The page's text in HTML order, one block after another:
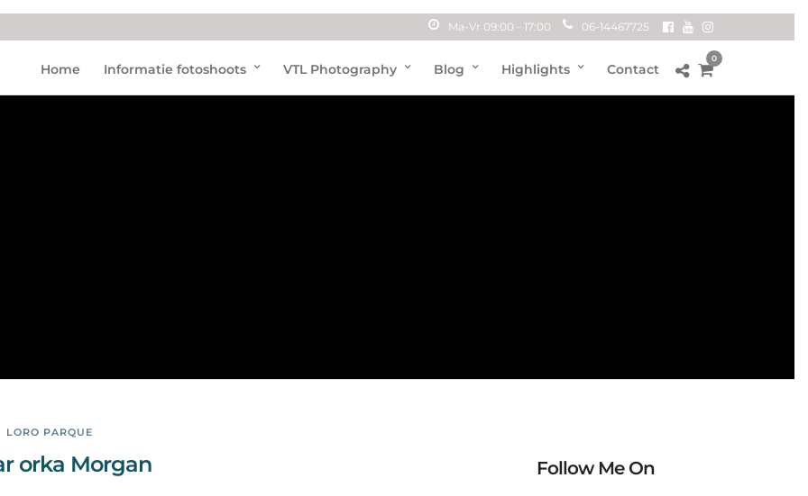
Ma-Vr 09:00 - 17:00 06-14467725
Home Informatie fotoshoots VTL Photography Blog Highlights Contact
0
Loro
LORO PARQUE
orka Morgan Follow Me On